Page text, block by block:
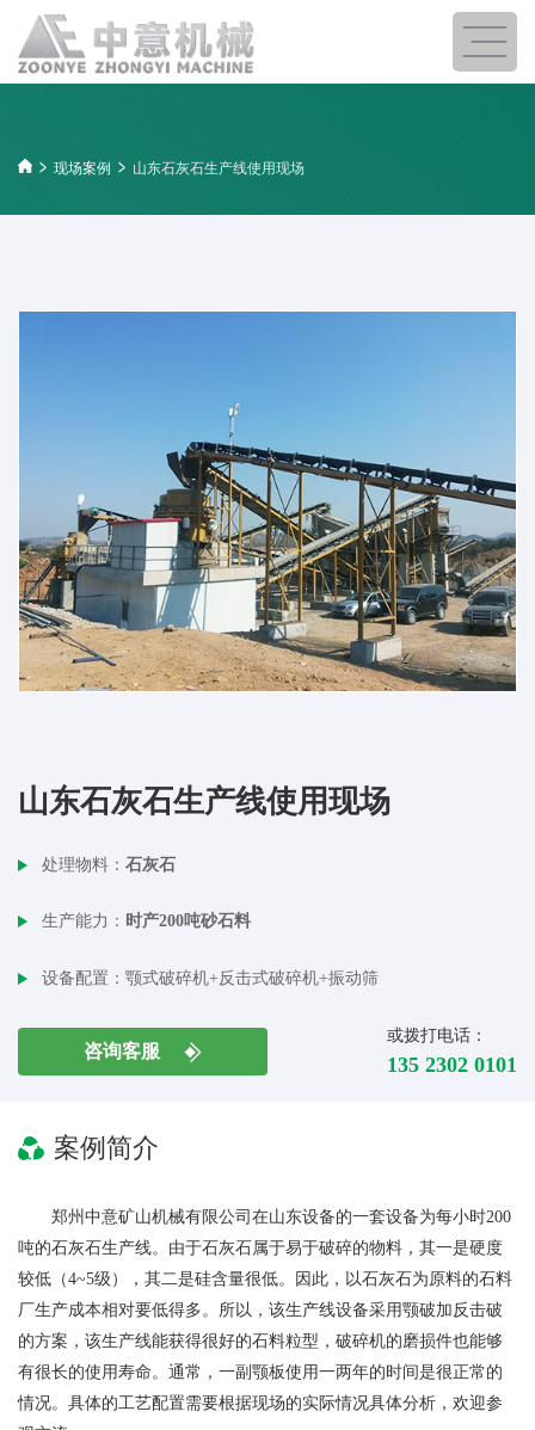
现场案例 山东石灰石生产线使用现场
山东石灰石生产线使用现场
处理物料： 石灰石
生产能力： 时产200吨砂石料
设备配置： 颚式破碎机+反击式破碎机+振动筛
咨询客服
或拨打电话：
135 2302 0101
案例简介
郑州中意矿山机械有限公司在山东设备的一套设备为每小时200
吨的石灰石生产线。由于石灰石属于易于破碎的物料，其一是硬度
较低（4~5级），其二是硅含量很低。因此，以石灰石为原料的石料
厂生产成本相对要低得多。所以，该生产线设备采用颚破加反击破
的方案，该生产线能获得很好的石料粒型，破碎机的磨损件也能够
有很长的使用寿命。通常，一副颚板使用一两年的时间是很正常的
情况。具体的工艺配置需要根据现场的实际情况具体分析，欢迎参